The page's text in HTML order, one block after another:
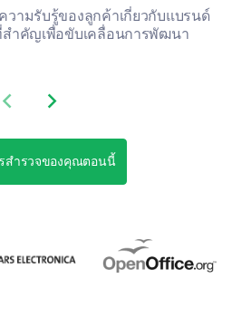
ามรับรู้ของลูกค้าเกี่ยวกับแบรนด์
ำคัญเพื่อขับเคลื่อนการพัฒนา
Previous slide
Next slide
สำรวจของคุณตอนนี้